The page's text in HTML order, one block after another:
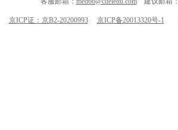
京ICP证：京B2-20200993 京ICP备20013320号-1